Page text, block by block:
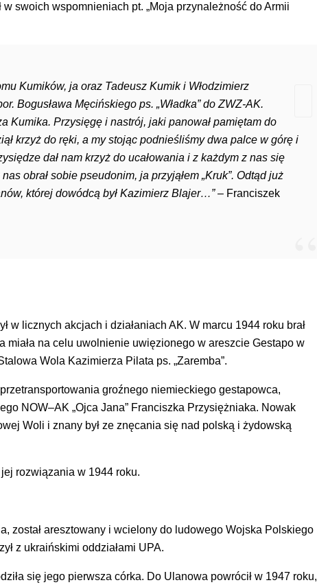
swoich wspomnieniach pt. „Moja przynależność do Armii
Kumików, ja oraz Tadeusz Kumik i Włodzimierz
Bogusława Męcińskiego ps. „Władka” do ZWZ-AK.
Kumika. Przysięgę i nastrój, jaki panował pamiętam do
krzyż do ręki, a my stojąc podnieśliśmy dwa palce w górę i
dał nam krzyż do ucałowania i z każdym z nas się
obrał sobie pseudonim, ja przyjąłem „Kruk”. Odtąd już
której dowódcą był Kazimierz Blajer…”– Franciszek
w licznych akcjach i działaniach AK. W marcu 1944 roku brał
miała na celu uwolnienie uwięzionego w areszcie Gestapo w
Wola Kazimierza Pilata ps. „Zaremba”.
groźnego niemieckiego gestapowca,
NOW–AK „Ojca Jana” Franciszka Przysiężniaka. Nowak
Woli i znany był ze znęcania się nad polską i żydowską
jej rozwiązania w 1944 roku.
został aresztowany i wcielony do ludowego Wojska Polskiego
z ukraińskimi oddziałami UPA.
się jego pierwsza córka. Do Ulanowa powrócił w 1947 roku,